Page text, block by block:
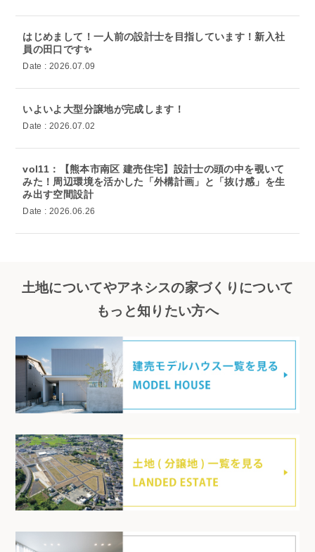
はじめまして！一人前の設計士を目指しています！新入社
員の田口です✨
Date : 2026.07.09
いよいよ大型分譲地が完成します！
Date : 2026.07.02
vol11：【熊本市南区 建売住宅】設計士の頭の中を覗いて
みた！周辺環境を活かした「外構計画」と「抜け感」を生
み出す空間設計
Date : 2026.06.26
土地についてやアネシスの家づくりについて
もっと知りたい方へ